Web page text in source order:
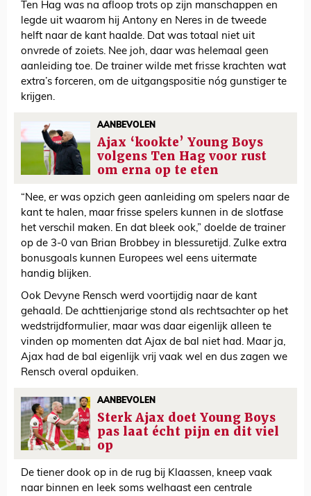
Ten Hag was na afloop trots op zijn manschappen en
legde uit waarom hij Antony en Neres in de tweede
helft naar de kant haalde. Dat was totaal niet uit
onvrede of zoiets. Nee joh, daar was helemaal geen
aanleiding toe. De trainer wilde met frisse krachten wat
extra’s forceren, om de uitgangspositie nóg gunstiger te
krijgen.
AANBEVOLEN
Ajax ‘kookte’ Young Boys
volgens Ten Hag voor rust
om erna op te eten
“Nee, er was opzich geen aanleiding om spelers naar de
kant te halen, maar frisse spelers kunnen in de slotfase
het verschil maken. En dat bleek ook,” doelde de trainer
op de 3-0 van Brian Brobbey in blessuretijd. Zulke extra
bonusgoals kunnen Europees wel eens uitermate
handig blijken.
Ook Devyne Rensch werd voortijdig naar de kant
gehaald. De achttienjarige stond als rechtsachter op het
wedstrijdformulier, maar was daar eigenlijk alleen te
vinden op momenten dat Ajax de bal niet had. Maar ja,
Ajax had de bal eigenlijk vrij vaak wel en dus zagen we
Rensch overal opduiken.
AANBEVOLEN
Sterk Ajax doet Young Boys
pas laat écht pijn en dit viel
op
De tiener dook op in de rug bij Klaassen, kneep vaak
naar binnen en leek soms welhaast een centrale